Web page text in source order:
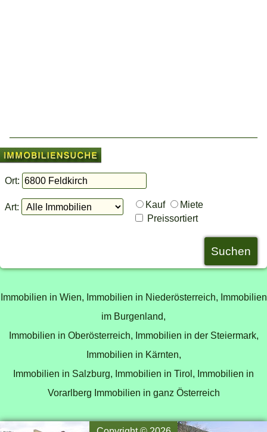
Ort:
Art: Kauf
Miete
Preissortiert
Immobilien in Wien, Immobilien in Niederösterreich, Immobilien
im Burgenland,
Immobilien in Oberösterreich, Immobilien in der Steiermark,
Immobilien in Kärnten,
Immobilien in Salzburg, Immobilien in Tirol, Immobilien in
Vorarlberg Immobilien in ganz Österreich